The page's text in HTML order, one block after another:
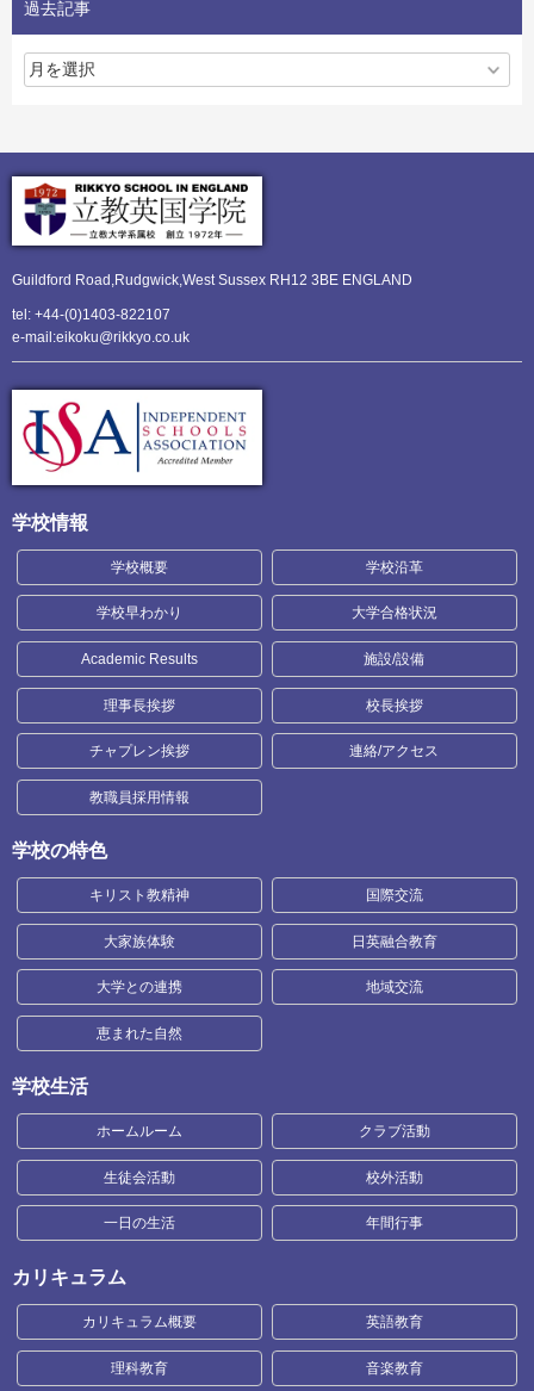
過去記事
Guildford Road,Rudgwick,West Sussex RH12 3BE ENGLAND
tel: +44-(0)1403-822107
e-mail:eikoku@rikkyo.co.uk
学校情報
学校概要 学校沿革
学校早わかり 大学合格状況
Academic Results 施設/設備
理事長挨拶 校長挨拶
チャプレン挨拶 連絡/アクセス
教職員採用情報
学校の特色
キリスト教精神 国際交流
大家族体験 日英融合教育
大学との連携 地域交流
恵まれた自然
学校生活
ホームルーム クラブ活動
生徒会活動 校外活動
一日の生活 年間行事
カリキュラム
カリキュラム概要 英語教育
理科教育 音楽教育